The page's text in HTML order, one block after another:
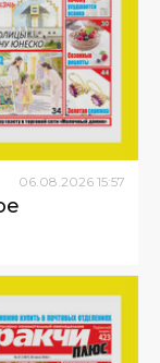
06.08.2026 15:57